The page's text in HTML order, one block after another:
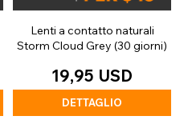
Lenti a contatto naturali
Storm Cloud Grey (30 giorni)
19,95 USD
DETTAGLIO